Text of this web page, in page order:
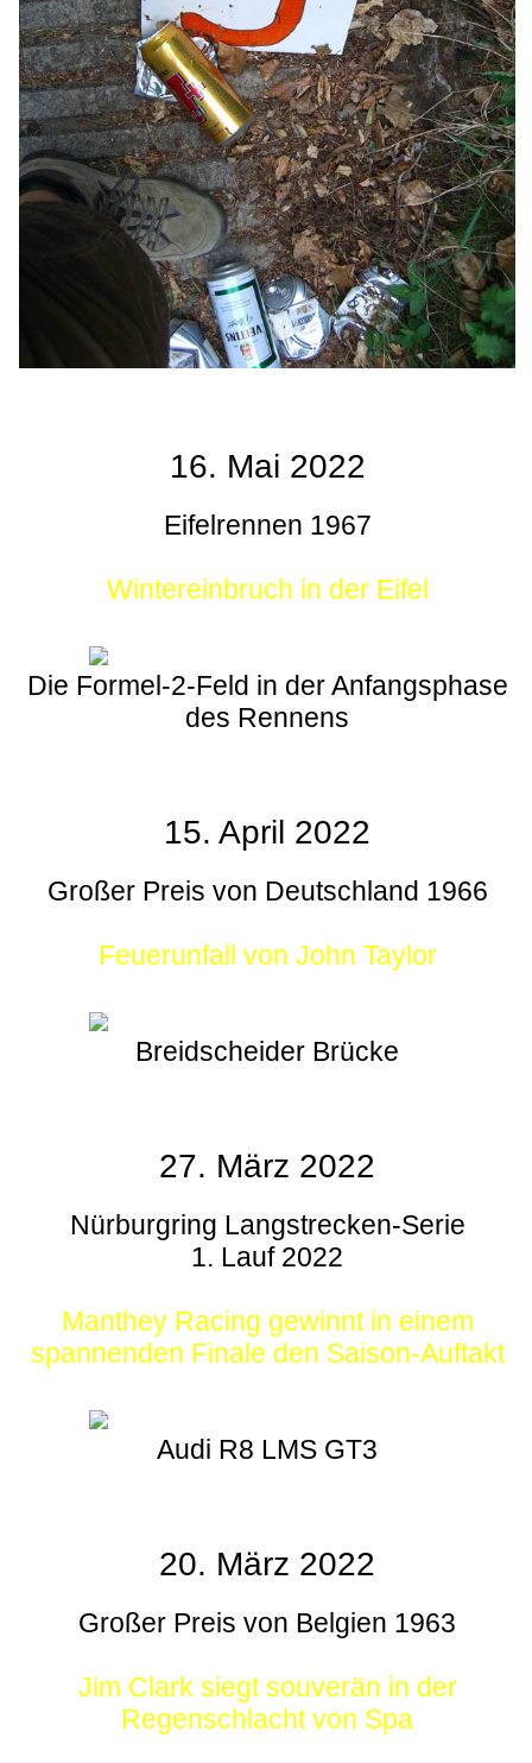
16. Mai 2022
Eifelrennen 1967
Wintereinbruch in der Eifel
Die Formel-2-Feld in der Anfangsphase
des Rennens
15. April 2022
Großer Preis von Deutschland 1966
Feuerunfall von John Taylor
Breidscheider Brücke
27. März 2022
Nürburgring Langstrecken-Serie
1. Lauf 2022
Manthey Racing gewinnt in einem
spannenden Finale den Saison-Auftakt
Audi R8 LMS GT3
20. März 2022
Großer Preis von Belgien 1963
Jim Clark siegt souverän in der
Regenschlacht von Spa